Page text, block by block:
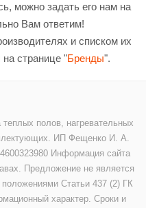
можно задать его нам на
Вам ответим!
и списком их
странице "Бренды".
полов, нагревательных
ИП Фещенко И. А.
Информация сайта
Предложение не является
Статьи 437 (2) ГК
характер. Сроки и